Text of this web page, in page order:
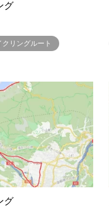
グ
リングルート
グ